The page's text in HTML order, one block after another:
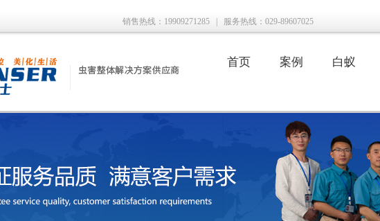
销售热线：19909271285 服务热线：029-89607025
首页
| 案例
| 白蚁
|